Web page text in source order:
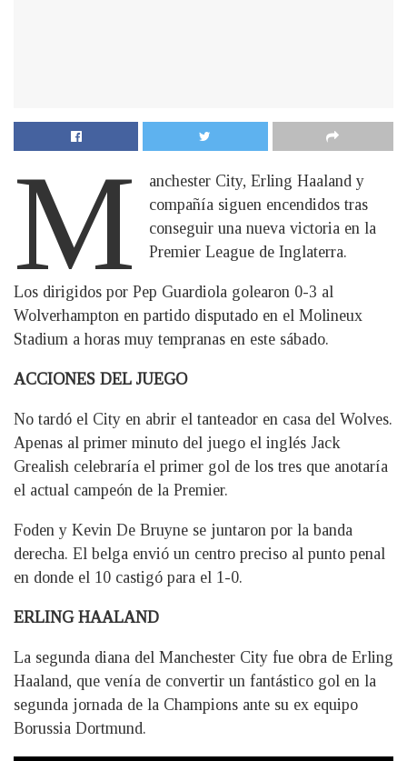
M
anchester City, Erling Haaland y
compañía siguen encendidos tras
conseguir una nueva victoria en la
Premier League de Inglaterra.
Los dirigidos por Pep Guardiola golearon 0-3 al
Wolverhampton en partido disputado en el Molineux
Stadium a horas muy tempranas en este sábado.
ACCIONES DEL JUEGO
No tardó el City en abrir el tanteador en casa del Wolves.
Apenas al primer minuto del juego el inglés Jack
Grealish celebraría el primer gol de los tres que anotaría
el actual campeón de la Premier.
Foden y Kevin De Bruyne se juntaron por la banda
derecha. El belga envió un centro preciso al punto penal
en donde el 10 castigó para el 1-0.
ERLING HAALAND
La segunda diana del Manchester City fue obra de Erling
Haaland, que venía de convertir un fantástico gol en la
segunda jornada de la Champions ante su ex equipo
Borussia Dortmund.